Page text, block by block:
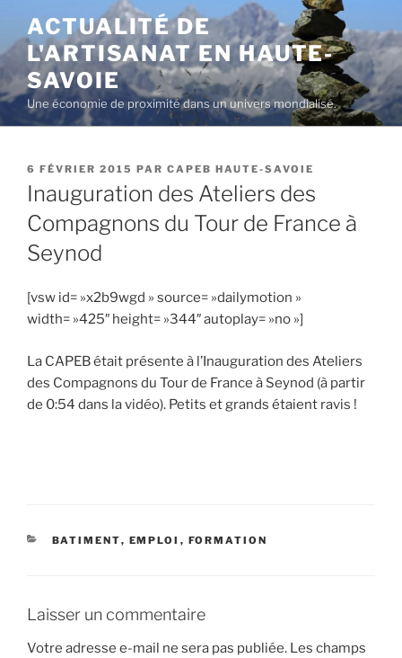
contenu
principal
ACTUALITÉ DE
L'ARTISANAT EN HAUTE-
SAVOIE
Une économie de proximité dans un univers mondialisé.
PUBLIÉ
LE
6 FÉVRIER 2015 PAR CAPEB HAUTE-SAVOIE
Inauguration des Ateliers des
Compagnons du Tour de France à
Seynod
[vsw id= »x2b9wgd » source= »dailymotion »
width= »425″ height= »344″ autoplay= »no »]
La CAPEB était présente à l’Inauguration des Ateliers
des Compagnons du Tour de France à Seynod (à partir
de 0:54 dans la vidéo). Petits et grands étaient ravis !
CATÉGORIES
BATIMENT, EMPLOI , FORMATION
Laisser un commentaire
Votre adresse e-mail ne sera pas publiée. Les champs